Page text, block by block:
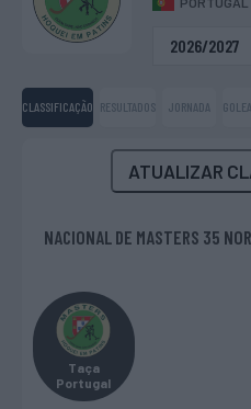
2026/2027
CLASSIFICAÇÃO RESULTADOS JORNADA
ATUALIZAR
NACIONAL DE MASTERS 35
Taça
Portugal